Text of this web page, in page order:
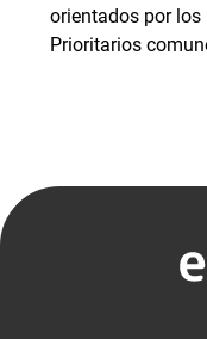
orientados por los
Prioritarios